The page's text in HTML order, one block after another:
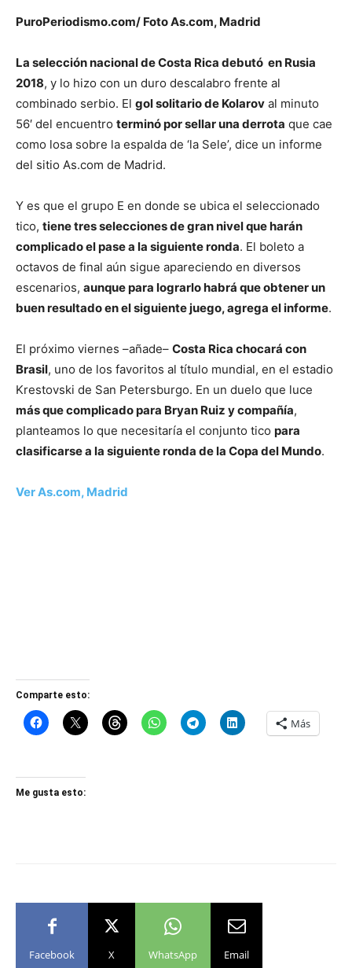
PuroPeriodismo.com/ Foto As.com, Madrid
La selección nacional de Costa Rica debutó en Rusia
2018, y lo hizo con un duro descalabro frente al
combinado serbio. El gol solitario de Kolarov al minuto
56′ del encuentro terminó por sellar una derrota que cae
como losa sobre la espalda de ‘la Sele’, dice un informe
del sitio As.com de Madrid.
Y es que el grupo E en donde se ubica el seleccionado
tico, tiene tres selecciones de gran nivel que harán
complicado el pase a la siguiente ronda. El boleto a
octavos de final aún sigue apareciendo en diversos
escenarios, aunque para lograrlo habrá que obtener un
buen resultado en el siguiente juego, agrega el informe.
El próximo viernes –añade– Costa Rica chocará con
Brasil, uno de los favoritos al título mundial, en el estadio
Krestovski de San Petersburgo. En un duelo que luce
más que complicado para Bryan Ruiz y compañía,
planteamos lo que necesitaría el conjunto tico para
clasificarse a la siguiente ronda de la Copa del Mundo.
Ver As.com, Madrid
Comparte esto:
Más
Me gusta esto:
Facebook X WhatsApp Email